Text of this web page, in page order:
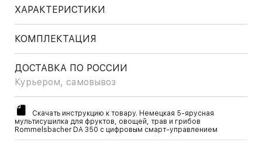
ХАРАКТЕРИСТИКИ
КОМПЛЕКТАЦИЯ
ДОСТАВКА ПО РОССИИ
Курьером, самовывоз
Скачать инструкцию к товару. Немецкая 5-ярусная
мультисушилка для фруктов, овощей, трав и грибов
Rommelsbacher DA 350 с цифровым смарт-управлением